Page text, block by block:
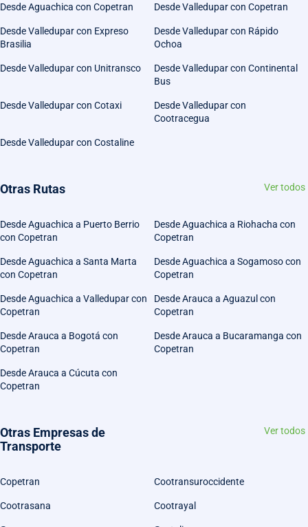
Desde Aguachica con Copetran Desde Valledupar con Copetran
Desde Valledupar con Expreso
Brasilia
Desde Valledupar con Rápido
Ochoa
Desde Valledupar con Unitransco
Desde Valledupar con Continental
Bus
Desde Valledupar con Cotaxi
Desde Valledupar con
Cootracegua
Desde Valledupar con Costaline
Otras Rutas Ver todos
Desde Aguachica a Puerto Berrio
con Copetran
Desde Aguachica a Riohacha con
Copetran
Desde Aguachica a Santa Marta
con Copetran
Desde Aguachica a Sogamoso con
Copetran
Desde Aguachica a Valledupar con
Copetran
Desde Arauca a Aguazul con
Copetran
Desde Arauca a Bogotá con
Copetran
Desde Arauca a Bucaramanga con
Copetran
Desde Arauca a Cúcuta con
Copetran
Otras Empresas de
Transporte
Ver todos
Copetran Cootransuroccidente
Cootrasana Cootrayal